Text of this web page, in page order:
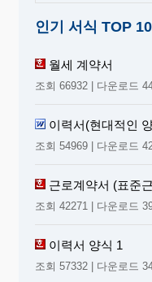
인기 서식 TOP 10
월세 계약서
조회 66932 | 다운로드
이력서(현대적인
조회 54969 | 다운로드
근로계약서 (표준
조회 42271 | 다운로드
이력서 양식 1
조회 57332 | 다운로드